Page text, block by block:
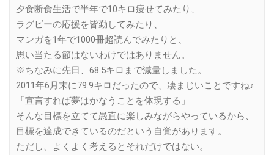
夕食断食生活で半年で10キロ痩せてみたり、
ラグビーの応援を皆勤してみたり、
マンガを1年で1000冊超読んでみたりと、
思い当たる節はないわけではありません。
※ちなみに先日、68.5キロまで減量しました。
2011年6月末に79.9キロだったので、凄まじいことですね♪
「宣言すれば夢はかなうことを体現する」
そんな目標を立てて愚直に楽しみながらやっているから、
目標を達成できているのだという自覚があります。
ただし、よくよく考えるとそれだけではない。